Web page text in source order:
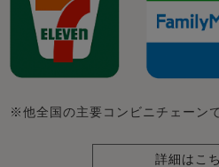
※他全国の主要コンビニチェーン
詳細はこ